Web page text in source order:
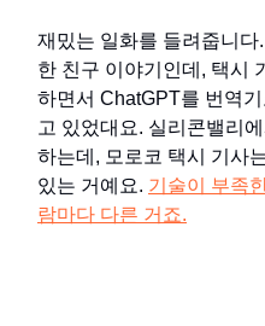
재밌는 일화를 들려줍니
한 친구 이야기인데, 택시
하면서 ChatGPT를 번역
고 있었대요. 실리콘밸리
하는데, 모로코 택시 기사
있는 거예요. 기술이 부족
람마다 다른 거죠.